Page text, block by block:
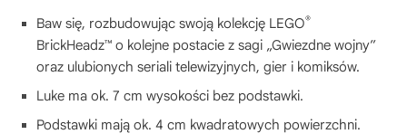
Baw się, rozbudowując swoją kolekcję LEGO®
BrickHeadz™ o kolejne postacie z sagi „Gwiezdne wojny”
oraz ulubionych seriali telewizyjnych, gier i komiksów.
Luke ma ok. 7 cm wysokości bez podstawki.
Podstawki mają ok. 4 cm kwadratowych powierzchni.